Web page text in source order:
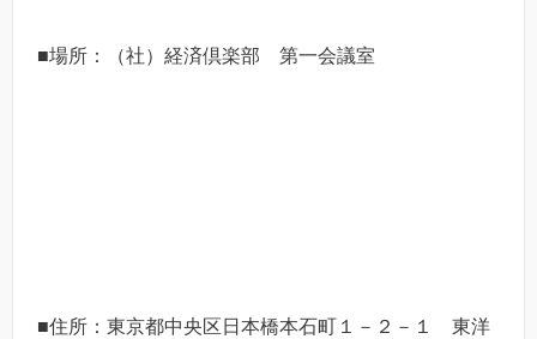
■場所：（社）経済倶楽部 第一会議室
■住所：東京都中央区日本橋本石町１－２－１ 東洋